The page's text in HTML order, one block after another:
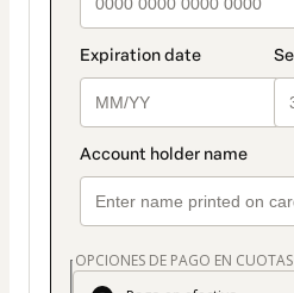
OPCIONES DE PAGO EN CUOTAS